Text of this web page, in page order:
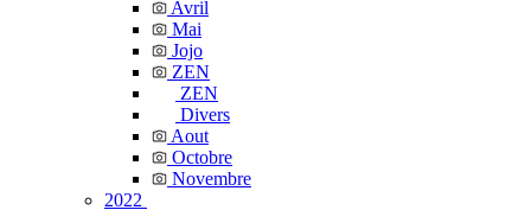
Avril
Mai
Jojo
ZEN
ZEN
Divers
Aout
Octobre
Novembre
2022